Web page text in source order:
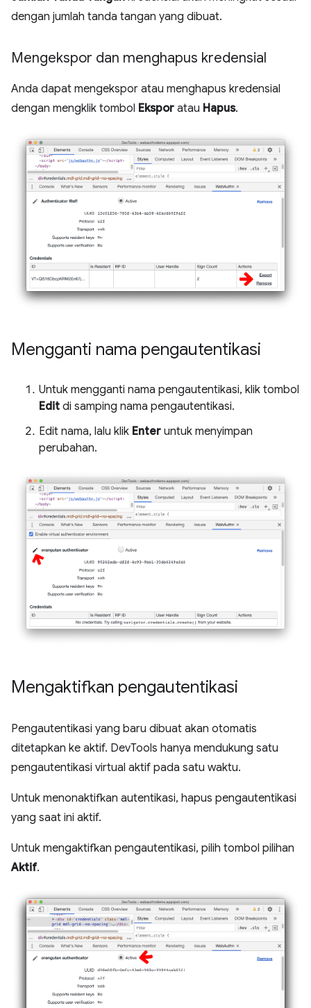
dengan jumlah tanda tangan yang dibuat.
Mengekspor dan menghapus kredensial
Anda dapat mengekspor atau menghapus kredensial
dengan mengklik tombol Ekspor atau Hapus.
Mengganti nama pengautentikasi
Untuk mengganti nama pengautentikasi, klik tombol
Edit di samping nama pengautentikasi.
Edit nama, lalu klik Enter untuk menyimpan
perubahan.
Mengaktifkan pengautentikasi
Pengautentikasi yang baru dibuat akan otomatis
ditetapkan ke aktif. DevTools hanya mendukung satu
pengautentikasi virtual aktif pada satu waktu.
Untuk menonaktifkan autentikasi, hapus pengautentikasi
yang saat ini aktif.
Untuk mengaktifkan pengautentikasi, pilih tombol pilihan
Aktif.